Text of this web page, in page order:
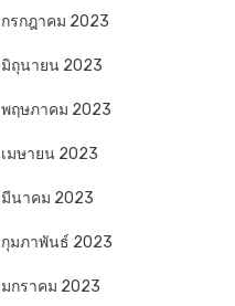
กรกฎาคม 2023
มิถุนายน 2023
พฤษภาคม 2023
เมษายน 2023
มีนาคม 2023
กุมภาพันธ์ 2023
มกราคม 2023